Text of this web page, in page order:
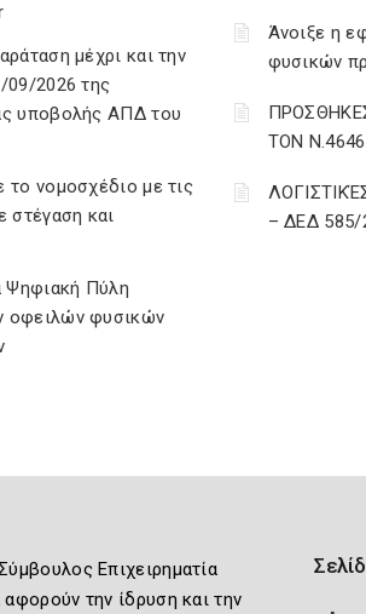
μέχρι και την
09/2026 της
υποβολής ΑΠΔ του
το νομοσχέδιο με τις
στέγαση και
Ψηφιακή Πύλη
οφειλών φυσικών
Άνοιξε η
φυσικών
ΤΟΝ
– ΔΕΔ 585/
Επιχειρηματία
την ίδρυση και την